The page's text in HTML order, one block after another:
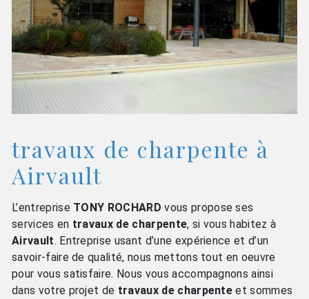
travaux de charpente à
Airvault
L’entreprise TONY ROCHARD vous propose ses
services en travaux de charpente, si vous habitez à
Airvault. Entreprise usant d’une expérience et d’un
savoir-faire de qualité, nous mettons tout en oeuvre
pour vous satisfaire. Nous vous accompagnons ainsi
dans votre projet de travaux de charpente et sommes